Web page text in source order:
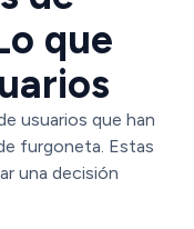
que
usuarios que han
furgoneta. Estas
una decisión